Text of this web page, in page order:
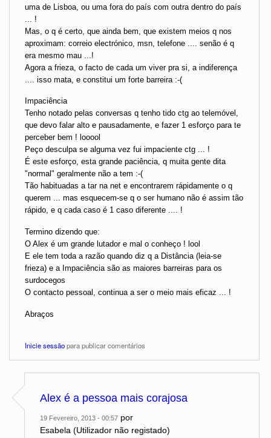
uma de Lisboa, ou uma fora do país com outra dentro do país
... !
Mas, o q é certo, que ainda bem, que existem meios q nos
aproximam: correio electrónico, msn, telefone .... senão é q
era mesmo mau ...!
Agora a frieza, o facto de cada um viver pra si, a indiferença
.... isso mata, e constitui um forte barreira :-(
Impaciência
Tenho notado pelas conversas q tenho tido ctg ao telemóvel,
que devo falar alto e pausadamente, e fazer 1 esforço para te
perceber bem ! looool
Peço desculpa se alguma vez fui impaciente ctg ... !
É este esforço, esta grande paciência, q muita gente dita
"normal" geralmente não a tem :-(
Tão habituadas a tar na net e encontrarem rápidamente o q
querem ... mas esquecem-se q o ser humano não é assim tão
rápido, e q cada caso é 1 caso diferente .... !
Termino dizendo que:
O Alex é um grande lutador e mal o conheço ! lool
E ele tem toda a razão quando diz q a Distância (leia-se
frieza) e a Impaciência são as maiores barreiras para os
surdocegos
O contacto pessoal, continua a ser o meio mais eficaz ... !
Abraços
Inicie sessãopara publicar comentários
Alex é a pessoa mais corajosa
19 Fevereiro, 2013 - 00:57 por
Esabela (Utilizador não registado)